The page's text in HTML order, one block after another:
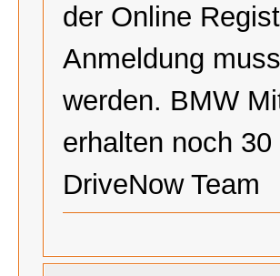
der Online
Anmeldung
werden. BMW
erhalten noch
DriveNow Team